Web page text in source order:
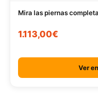
Mira las piernas
1.113,00€
Ver